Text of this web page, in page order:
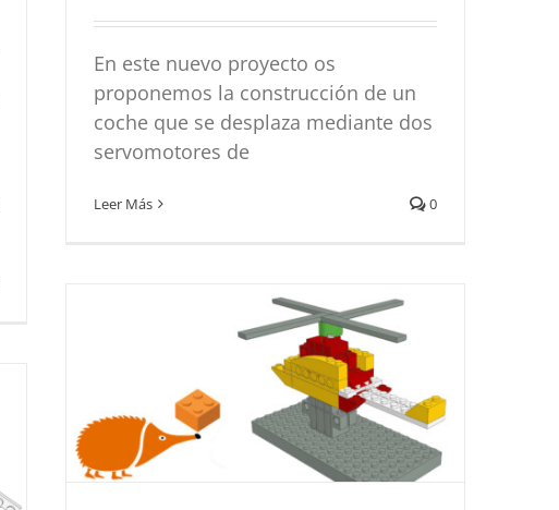
En este nuevo proyecto os
proponemos la construcción de un
coche que se desplaza mediante dos
servomotores de
Leer Más 0